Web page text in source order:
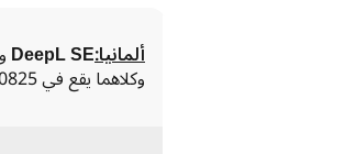
ألمانيا:DeepL SE و
وكلاهما يقع في Maarweg 165، 50825 كولونيا